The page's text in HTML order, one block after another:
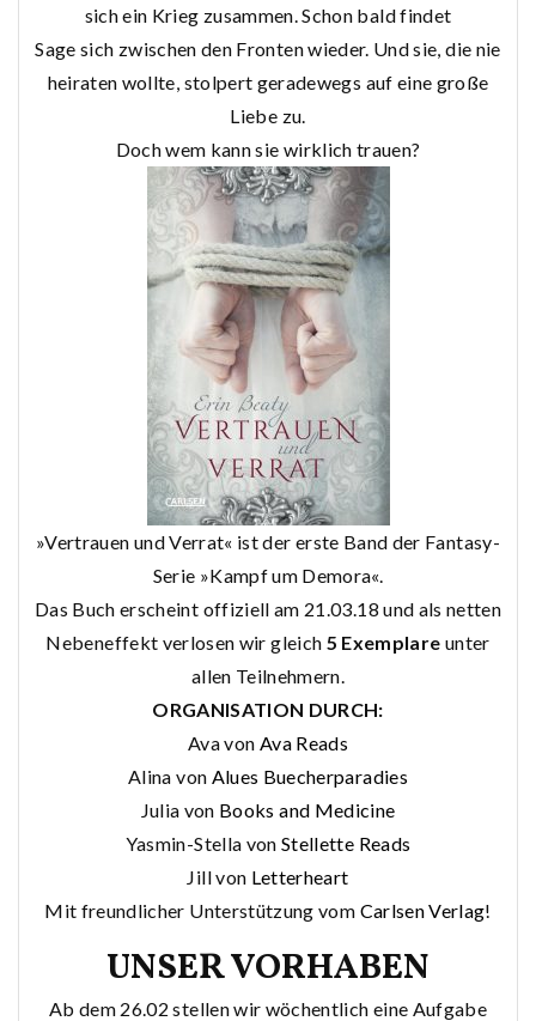
sich ein Krieg zusammen. Schon bald findet
Sage sich zwischen den Fronten wieder. Und sie, die nie
heiraten wollte, stolpert geradewegs auf eine große
Liebe zu.
Doch wem kann sie wirklich trauen?
»Vertrauen und Verrat« ist der erste Band der Fantasy-
Serie »Kampf um Demora«.
Das Buch erscheint offiziell am 21.03.18 und als netten
Nebeneffekt verlosen wir gleich 5 Exemplare unter
allen Teilnehmern.
ORGANISATION DURCH:
Ava von Ava Reads
Alina von Alues Buecherparadies
Julia von Books and Medicine
Yasmin-Stella vonStellette Reads
Jill von Letterheart
Mit freundlicher Unterstützung vom Carlsen Verlag!
UNSER VORHABEN
Ab dem 26.02 stellen wir wöchentlich eine Aufgabe